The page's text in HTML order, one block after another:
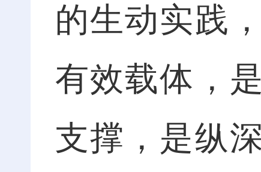
的生动实践
有效载体，
支撑，是纵